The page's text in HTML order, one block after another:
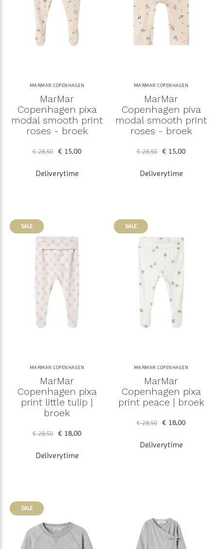
MARMAR COPENHAGEN
MarMar
Copenhagen pixa
modal smooth print
roses - broek
€ 28,50 € 15,00
Deliverytime
MARMAR COPENHAGEN
MarMar
Copenhagen piva
modal smooth print
roses - broek
€ 28,50 € 15,00
Deliverytime
SALE
MARMAR COPENHAGEN
MarMar
Copenhagen pixa
print little tulip |
broek
€ 28,50 € 18,00
Deliverytime
SALE
MARMAR COPENHAGEN
MarMar
Copenhagen pixa
print peace | broek
€ 28,50 € 18,00
Deliverytime
SALE